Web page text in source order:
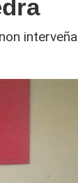
interveña